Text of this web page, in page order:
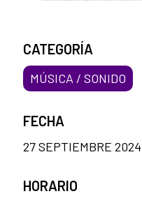
CATEGORÍA
MÚSICA / SONIDO
FECHA
27 SEPTIEMBRE 2024
HORARIO